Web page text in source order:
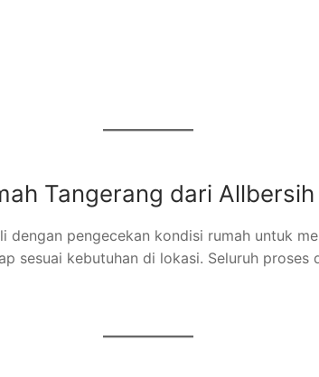
Tangerang dari Allbersih
dengan pengecekan kondisi rumah untuk
sesuai kebutuhan di lokasi. Seluruh